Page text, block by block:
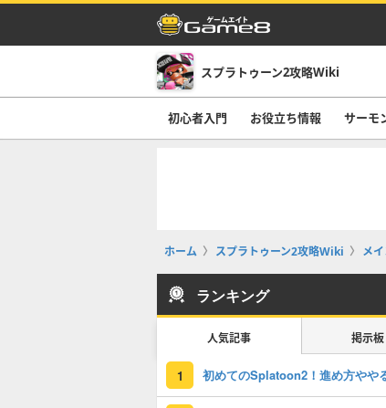
スプラトゥーン2攻略Wiki
初心者入門 お役立ち情報 サーモ
ホーム スプラトゥーン2攻略Wiki メ
ランキング
人気記事 掲示板
1